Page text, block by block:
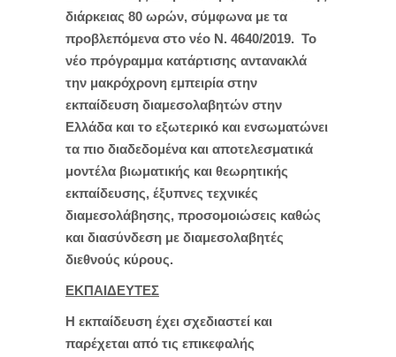
διάρκειας 80 ωρών, σύμφωνα με τα
προβλεπόμενα στο νέο Ν. 4640/2019. Το
νέο πρόγραμμα κατάρτισης αντανακλά
την μακρόχρονη εμπειρία στην
εκπαίδευση διαμεσολαβητών στην
Ελλάδα και το εξωτερικό και ενσωματώνει
τα πιο διαδεδομένα και αποτελεσματικά
μοντέλα βιωματικής και θεωρητικής
εκπαίδευσης, έξυπνες τεχνικές
διαμεσολάβησης, προσομοιώσεις καθώς
και διασύνδεση με διαμεσολαβητές
διεθνούς κύρους.
ΕΚΠΑΙΔΕΥΤΕΣ
Η εκπαίδευση έχει σχεδιαστεί και
παρέχεται από τις επικεφαλής